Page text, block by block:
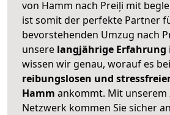
von Hamm nach Preiļi mit
ist somit der perfekte Partner
bevorstehenden Umzug nach
unsere langjährige Erfahrung
wissen wir genau, worauf es
reibungslosen und
Hamm ankommt. Mit unserem
Netzwerk kommen Sie sicher